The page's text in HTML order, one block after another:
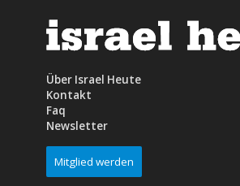
Über Israel Heute
Kontakt
Faq
Newsletter
Mitglied werden